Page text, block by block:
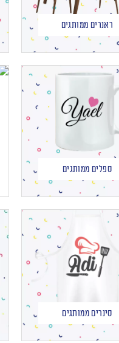
ראנרים ממותגים
ספלים ממותגים
סינרים ממותגים